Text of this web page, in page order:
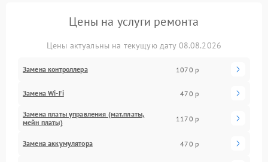
Цены на услуги ремонта
Цены актуальны на текущую дату 08.08.2026
Замена контроллера 1070 р
Замена Wi-Fi 470 р
Замена платы управления (мат.платы,
мейн платы)
1170 р
Замена аккумулятора 470 р